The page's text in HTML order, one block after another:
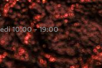
10:00 - 19:00